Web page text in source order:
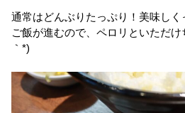
通常はどんぶりたっぷり！美味し
ご飯が進むので、ペロリといただ
｀*)